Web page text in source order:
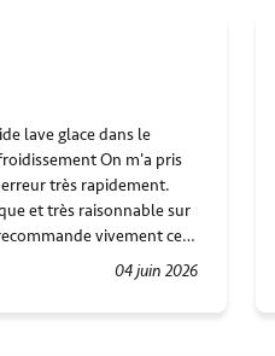
04 juin 2026
lave glace dans le
On m'a pris
très rapidement.
et très raisonnable sur
vivement ce